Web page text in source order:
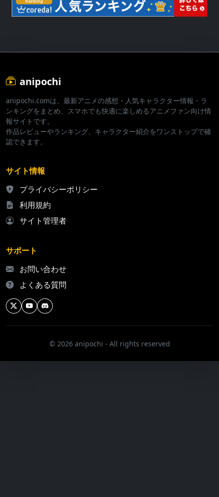
anipochi
anipochi.comは、最新アニメの感想・人気キャラクター情報・ラ
ンキングをまとめ、スマホでも快適に楽しめるアニメファン向け情
報サイトです。
作品レビューやランキング、キャラクター紹介をワンストップで確
認できます。
サイト情報
プライバシーポリシー
利用規約
サイト管理者
サポート
お問い合わせ
よくある質問
© 2026 anipochi - All rights reserved